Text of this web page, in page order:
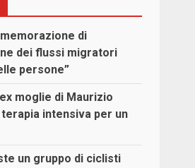
di
dei flussi migratori
persone”
moglie di Maurizio
intensiva per un
un gruppo di ciclisti